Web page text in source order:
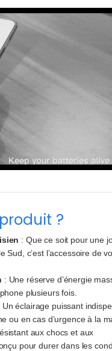
?
: Que ce soit pour une
c’est l’accessoire de
: Une réserve d’énergie
plusieurs fois.
Un éclairage puissant
ou en cas d’urgence à la
aux chocs et aux
pour durer dans les